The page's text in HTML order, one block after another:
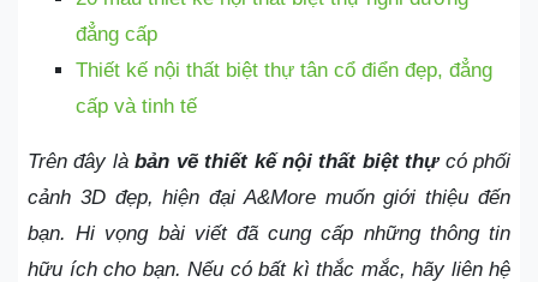
đẳng cấp
Thiết kế nội thất biệt thự tân cổ điển đẹp, đẳng
cấp và tinh tế
Trên đây làbản vẽ thiết kế nội thất biệt thựcó phối
cảnh 3D đẹp, hiện đại A&More muốn giới thiệu đến
bạn. Hi vọng bài viết đã cung cấp những thông tin
hữu ích cho bạn. Nếu có bất kì thắc mắc, hãy liên hệ